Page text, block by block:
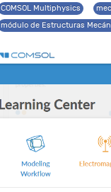
COMSOL Multiphysics
módulo de Estructuras